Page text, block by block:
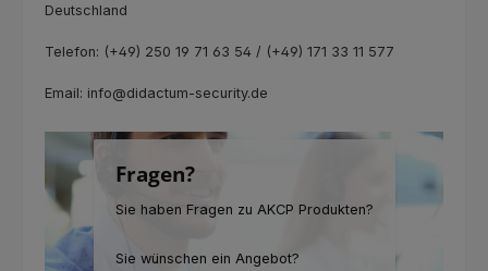
Deutschland
Telefon: (+49) 250 19 71 63 54 / (+49) 171 33 11 577
Email: info@didactum-security.de
Fragen?
Sie haben Fragen zu AKCP Produkten?
Sie wünschen ein Angebot?